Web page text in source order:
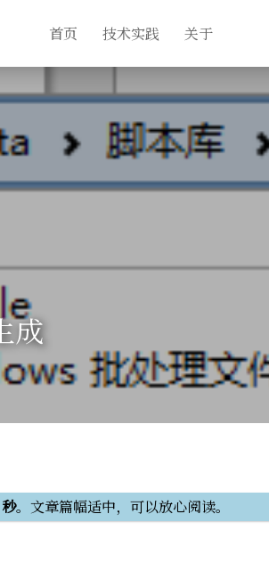
首页 技术实践 关于
成
。文章篇幅适中，可以放心阅读。